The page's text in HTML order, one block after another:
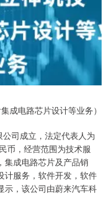
成电路芯片设计等业务）
司成立，法定代表人为
币，经营范围为技术服
集成电路芯片及产品销
计服务，软件开发，软件
示，该公司由蔚来汽车科